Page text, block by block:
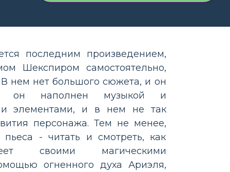
последним произведением,
Шекспиром самостоятельно,
В нем нет большого сюжета, и он
он наполнен музыкой и
элементами, и в нем не так
персонажа. Тем не менее,
пьеса - читать и смотреть, как
своими магическими
огненного духа Ариэля,